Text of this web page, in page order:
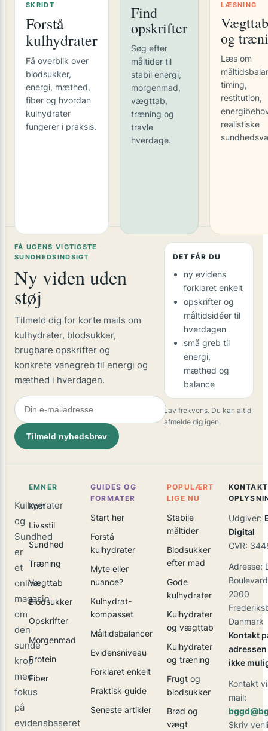
SKRIDT
Forstå
kulhydrater
Få overblik over
blodsukker,
energi, mæthed,
fiber og hvordan
kulhydrater
fungerer i praksis.
Find
opskrifter
Søg efter
måltider til
stabil energi,
morgenmad,
vægttab,
træning og
travle
hverdage.
LÆSNING
Vægttab
og
Læs om
timing,
restitution,
realistiske
FÅ UGENS VIGTIGSTE
SUNDHEDSINDSIGT
Ny viden uden
støj
Tilmeld dig for korte mails om
kulhydrater, blodsukker,
brugbare opskrifter og
konkrete vanegreb til energi og
mæthed i hverdagen.
Tilmeld nyhedsbrev
DET FÅR DU
ny evidens
forklaret enkelt
opskrifter og
måltidsidéer til
hverdagen
små greb til
energi,
mæthed og
balance
Lav frekvens. Du kan altid
afmelde dig igen.
Kulhydrater
og
Sundhed
er
et
online
magasin
om
den
sunde
krop
med
fokus
på
evidensbaseret
EMNER
Kost
Livsstil
Sundhed
Træning
Vægttab
Blodsukker
Opskrifter
Morgenmad
Protein
Fiber
GUIDES OG
FORMATER
Start her
Forstå
kulhydrater
Myte eller
nuance?
Kulhydrat-
kompasset
Måltidsbalancer
Evidensniveau
Forklaret enkelt
Praktisk guide
Seneste artikler
POPULÆRT
LIGE NU
Stabile
måltider
Blodsukker
efter mad
Gode
kulhydrater
Kulhydrater
og vægttab
Kulhydrater
og træning
Frugt og
blodsukker
Brød og
vægt
Udgiver:
Digital
CVR:
Adresse:
2000
Danmark
Kontakt
adressen
ikke
Kontakt
mail:
Skriv